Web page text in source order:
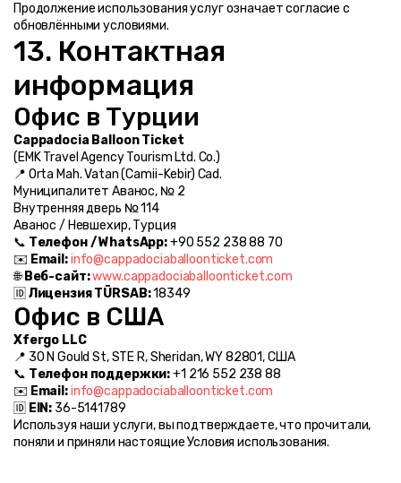
Продолжение использования услуг означает согласие с
обновлёнными условиями.
13. Контактная
информация
Офис в Турции
Cappadocia Balloon Ticket
(EMK Travel Agency Tourism Ltd. Co.)
📍 Orta Mah. Vatan (Camii-Kebir) Cad.
Муниципалитет Авaнос, № 2
Внутренняя дверь № 114
Авaнос / Невшехир, Турция
📞 Телефон / WhatsApp: +90 552 238 88 70
✉️ Email:info@cappadociaballoonticket.com
🌐 Веб-сайт:www.cappadociaballoonticket.com
🆔 Лицензия TÜRSAB: 18349
Офис в США
Xfergo LLC
📍 30 N Gould St, STE R, Sheridan, WY 82801, США
📞 Телефон поддержки: +1 216 552 238 88
✉️ Email:info@cappadociaballoonticket.com
🆔 EIN: 36-5141789
Используя наши услуги, вы подтверждаете, что прочитали,
поняли и приняли настоящие Условия использования.